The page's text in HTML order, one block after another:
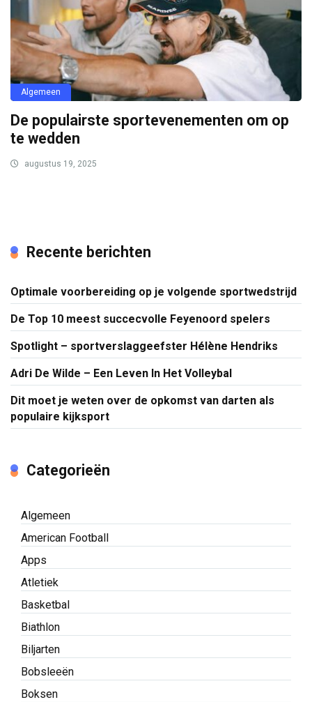
Algemeen
De populairste sportevenementen om op
te wedden
augustus 19, 2025
Recente berichten
Optimale voorbereiding op je volgende sportwedstrijd
De Top 10 meest succecvolle Feyenoord spelers
Spotlight – sportverslaggeefster Hélène Hendriks
Adri De Wilde – Een Leven In Het Volleybal
Dit moet je weten over de opkomst van darten als
populaire kijksport
Categorieën
Algemeen
American Football
Apps
Atletiek
Basketbal
Biathlon
Biljarten
Bobsleeën
Boksen